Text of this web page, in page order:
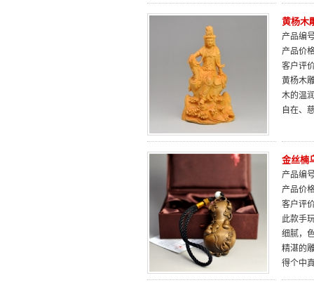
黄杨木
产品编
产品价
客户评
黄杨木
木的温
自在、
金丝楠
产品编
产品价
客户评
此款手
细腻，
精湛的
得个中